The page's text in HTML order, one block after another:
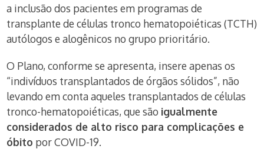
a inclusão dos pacientes em programas de
transplante de células tronco hematopoiéticas (TCTH)
autólogos e alogênicos no grupo prioritário.
O Plano, conforme se apresenta, insere apenas os
“indivíduos transplantados de órgãos sólidos”, não
levando em conta aqueles transplantados de células
tronco-hematopoiéticas, que são igualmente
considerados de alto risco para complicações e
óbito por COVID-19.